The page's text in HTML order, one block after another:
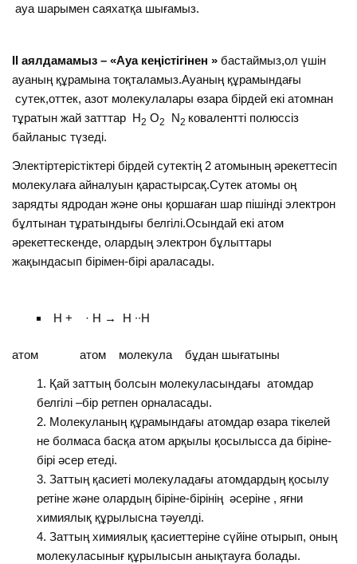
ауа шарымен саяхатқа шығамыз.
ІІ аялдамамыз – «Ауа кеңістігінен » бастаймыз,ол үшін
ауаның құрамына тоқталамыз.Ауаның құрамындағы
сутек,оттек, азот молекулалары өзара бірдей екі атомнан
тұратын жай затттар H2 O2 N2 ковалентті полюссіз
байланыс түзеді.
Электіртерістіктері бірдей сутектің 2 атомының әрекеттесіп
молекулаға айналуын қарастырсақ.Сутек атомы оң
зарядты ядродан және оны қоршаған шар пішінді электрон
бұлтынан тұратындығы белгілі.Осындай екі атом
әрекеттескенде, олардың электрон бұлыттары
жақындасып бірімен-бірі араласады.
H + · H → H ∙∙H
атом атом молекула бұдан шығатыны
Қай заттың болсын молекуласындағы атомдар
белгілі –бір ретпен орналасады.
Молекуланың құрамындағы атомдар өзара тікелей
не болмаса басқа атом арқылы қосылысса да біріне-
бірі әсер етеді.
Заттың қасиеті молекуладағы атомдардың қосылу
ретіне және олардың біріне-бірінің әсеріне , яғни
химиялық құрылысна тәуелді.
Заттың химиялық қасиеттеріне сүйіне отырып, оның
молекуласынығ құрылысын анықтауға болады.